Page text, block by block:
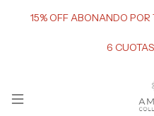
15% OFF ABONANDO
6 CUOTAS SIN